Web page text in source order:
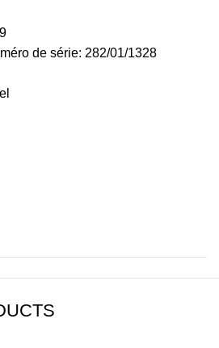
de série: 282/01/1328